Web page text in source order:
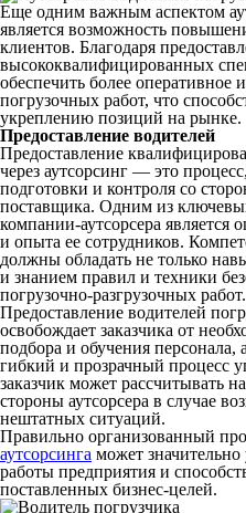
Еще одним важным аспектом
является возможность
клиентов. Благодаря
высококвалифицированных
обеспечить более оперативное
погрузочных работ, что
укреплению позиций на рынке.
Предоставление водителей
Предоставление
через аутсорсинг — это
подготовки и контроля со
поставщика. Одним из
компании-аутсорсера является
и опыта ее сотрудников.
должны обладать не только
и знанием правил и техники
погрузочно-разгрузочных работ.
Предоставление водителей
освобождает заказчика от
подбора и обучения персонала,
гибкий и прозрачный процесс
заказчик может рассчитывать
стороны аутсорсера в случае
нештатных ситуаций.
Правильно организованный
аутсорсинга может
работы предприятия и
поставленных бизнес-целей.